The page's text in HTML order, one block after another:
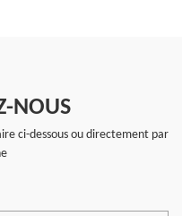
NOUS
ci-dessous ou directement par